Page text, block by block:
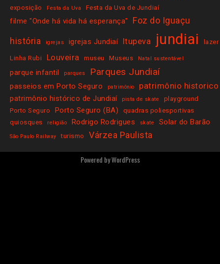
exposição Festa da Uva Festa da Uva de Jundiaí
filme "Onde há vida há esperança"
Foz do Iguaçu
história
igrejas igrejas Jundiaí Itupeva jundiai lazer
Linha Rubi Louveira museu Museus Natal sustentável
parque infantil parques Parques Jundiaí
passeios em Porto Seguro patrimônio patrimônio historico
patrimônio histórico de Jundiaí pista de skate
playground
Porto Seguro
Porto Seguro (BA)
quadras poliesportivas
quiosques
religião Rodrigo Rodrigues skate Solar do Barão
São Paulo Railway turismo Várzea Paulista
Powered byWordPress